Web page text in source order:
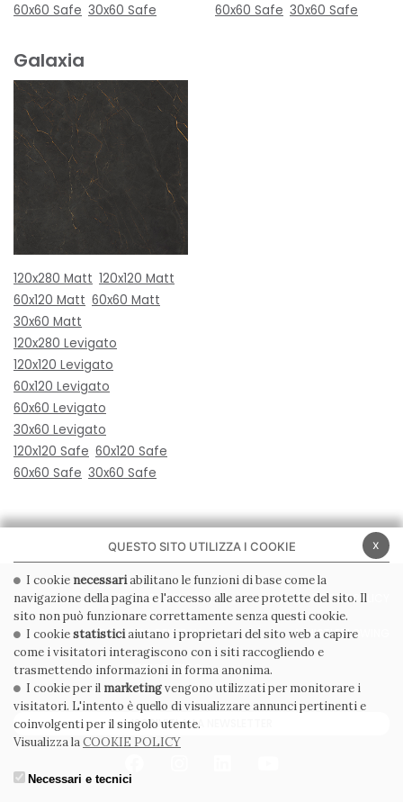
60x60 Safe 30x60 Safe
60x60 Safe 30x60 Safe
Galaxia
120x280 Matt 120x120 Matt
60x120 Matt 60x60 Matt
30x60 Matt
120x280 Levigato
120x120 Levigato
60x120 Levigato
60x60 Levigato
30x60 Levigato
120x120 Safe 60x120 Safe
60x60 Safe 30x60 Safe
PRIVACY POLICY COOKIE POLICY
CONDIZIONI GENERALI WHISTLEBLOWING
CODICE ETICO
ISCRIVITI ALLA NEWSLETTER
x
QUESTO SITO UTILIZZA I COOKIE
I cookie necessariabilitano le funzioni di base come la
navigazione della pagina e l'accesso alle aree protette del sito. Il
sito non può funzionare correttamente senza questi cookie.
I cookiestatisticiaiutano i proprietari del sito web a capire
come i visitatori interagiscono con i siti raccogliendo e
trasmettendo informazioni in forma anonima.
I cookie per il marketingvengono utilizzati per monitorare i
visitatori. L'intento è quello di visualizzare annunci pertinenti e
coinvolgenti per il singolo utente.
Visualizza laCOOKIE POLICY
Necessari e tecnici